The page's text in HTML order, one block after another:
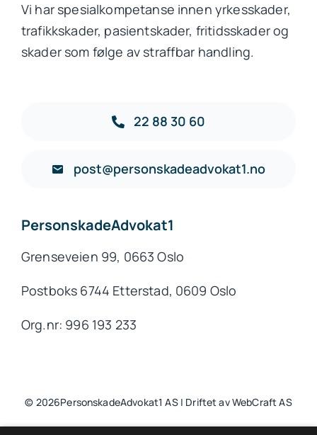
Vi har spesialkompetanse innen yrkesskader,
trafikkskader, pasientskader, fritidsskader og
skader som følge av straffbar handling.
22 88 30 60
post@personskadeadvokat1.no
PersonskadeAdvokat1
Grenseveien 99, 0663 Oslo
Postboks 6744 Etterstad, 0609 Oslo
Org.nr: 996 193 233
© 2026PersonskadeAdvokat1 AS | Driftet av WebCraft AS